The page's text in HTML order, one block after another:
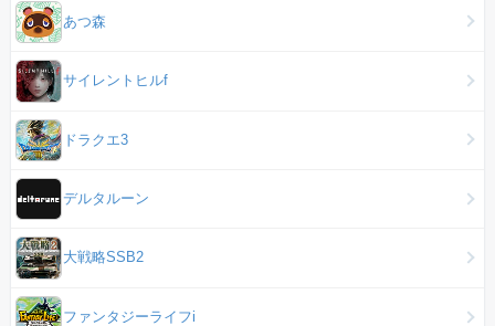
あつ森
サイレントヒルf
ドラクエ3
デルタルーン
大戦略SSB2
ファンタジーライフi